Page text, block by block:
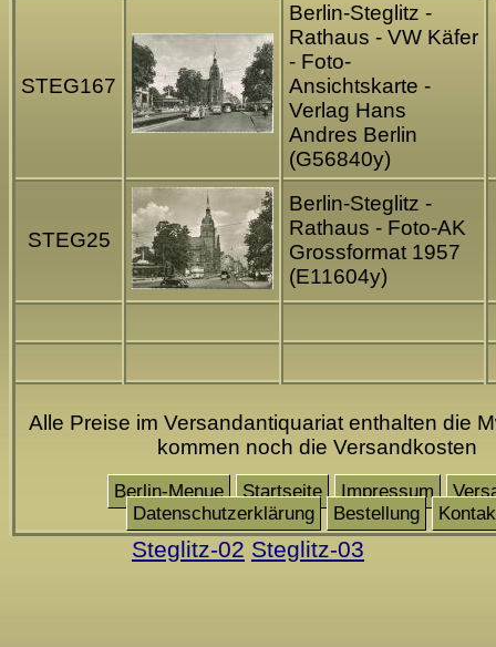
STEG167
Berlin-Steglitz -
Rathaus - VW Käfer
- Foto-
Ansichtskarte -
Verlag Hans
Andres Berlin
(G56840y)
STEG25
Berlin-Steglitz -
Rathaus - Foto-AK
Grossformat 1957
(E11604y)
Alle Preise im Versandantiquariat enthalten die
kommen noch die Versandkosten
Berlin-Menue Startseite Impressum
Datenschutzerklärung
Bestellung
Steglitz-02 Steglitz-03